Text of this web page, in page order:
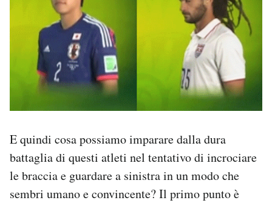
E quindi cosa possiamo imparare dalla dura
battaglia di questi atleti nel tentativo di incrociare
le braccia e guardare a sinistra in un modo che
sembri umano e convincente? Il primo punto è